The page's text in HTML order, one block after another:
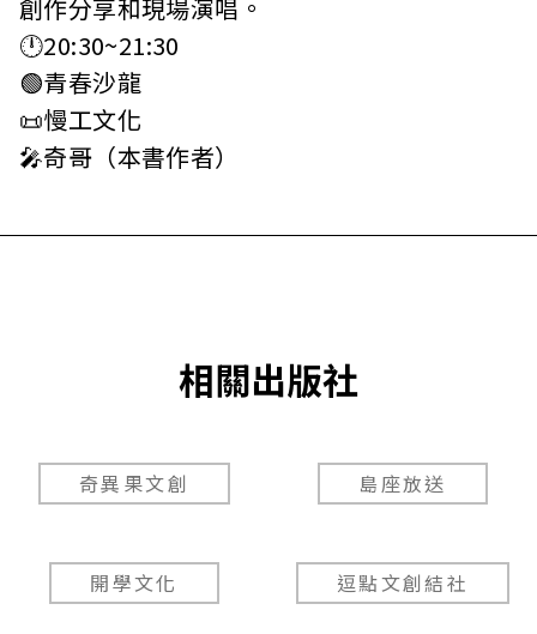
創作分享和現場演唱。
🕛20:30~21:30
🟢青春沙龍
📜慢工文化
🎤奇哥（本書作者）
相關出版社
奇異果文創 島座放送
開學文化 逗點文創結社